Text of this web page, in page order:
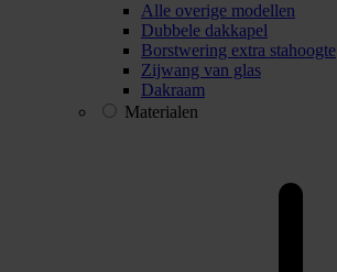
Alle overige modellen
Dubbele dakkapel
Borstwering extra stahoogte
Zijwang van glas
Dakraam
Materialen